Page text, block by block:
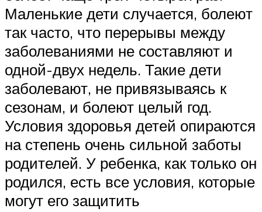
Маленькие дети случается, болеют
так часто, что перерывы между
заболеваниями не составляют и
одной-двух недель. Такие дети
заболевают, не привязываясь к
сезонам, и болеют целый год.
Условия здоровья детей опираются
на степень очень сильной заботы
родителей. У ребенка, как только он
родился, есть все условия, которые
могут его защитить